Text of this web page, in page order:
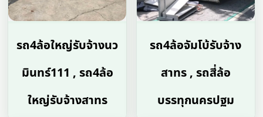
รถ4ล้อใหญ่รับจ้างนว
มินทร์111 , รถ4ล้อ
ใหญ่รับจ้างสาทร
รถ4ล้อจัมโบ้รับจ้าง
สาทร , รถสี่ล้อ
บรรทุกนครปฐม